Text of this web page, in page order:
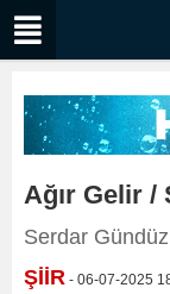
Ağır Gelir /
Serdar
ŞİİR - 06-07-2025